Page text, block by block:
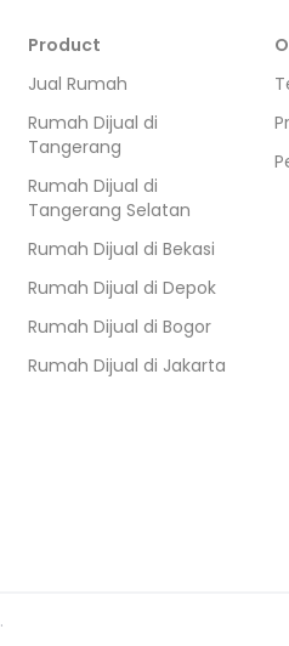
Product
Jual Rumah
Rumah Dijual di
Tangerang
Rumah Dijual di
Tangerang Selatan
Rumah Dijual di Bekasi
Rumah Dijual di Depok
Rumah Dijual di Bogor
Rumah Dijual di Jakarta
.